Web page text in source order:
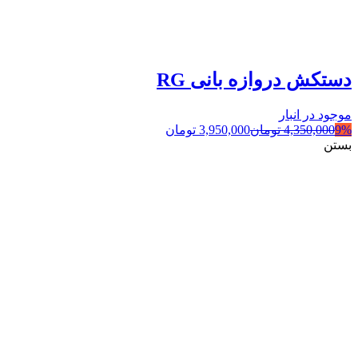
دستکش دروازه بانی RG
موجود در انبار
9%
4,350,000 تومان3,950,000 تومان
بستن